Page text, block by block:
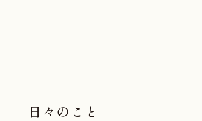
日々のこと